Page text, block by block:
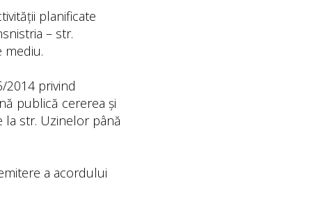
planificate
– str.
mediu.
2014 privind
publică cererea și
la str. Uzinelor până
a acordului